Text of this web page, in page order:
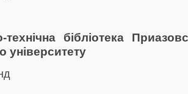
технічна бібліотека
університету